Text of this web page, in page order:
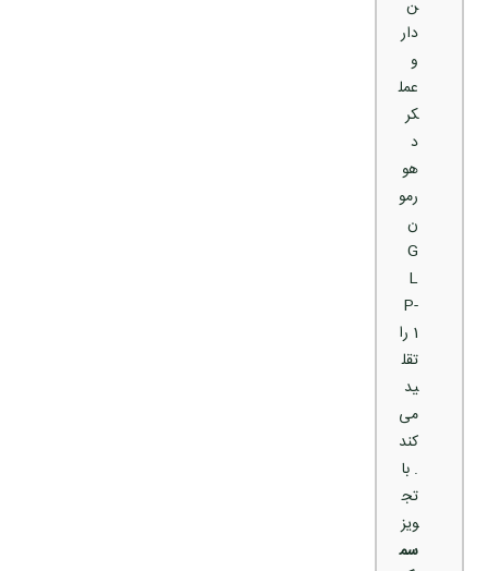
ن
دار
و
عمل
کر
د
هو
رمو
ن
G
L
P-
1 را
تقل
ید
می‌
کند
. با
تج
ویز
سم